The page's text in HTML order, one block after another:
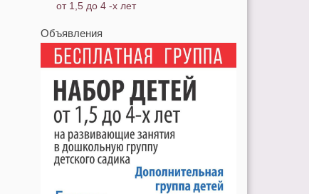
от 1,5 до 4 -х лет
Объявления